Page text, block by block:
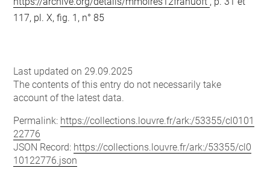
117, pl. X, fig. 1, n° 85
Last updated on 29.09.2025
The contents of this entry do not necessarily take
account of the latest data.
Permalink: https://collections.louvre.fr/ark:/53355/cl0101
22776
JSON Record: https://collections.louvre.fr/ark:/53355/cl0
10122776.json